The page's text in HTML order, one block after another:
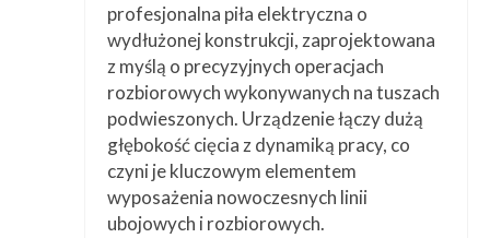
profesjonalna piła elektryczna o
wydłużonej konstrukcji, zaprojektowana
z myślą o precyzyjnych operacjach
rozbiorowych wykonywanych na tuszach
podwieszonych. Urządzenie łączy dużą
głębokość cięcia z dynamiką pracy, co
czyni je kluczowym elementem
wyposażenia nowoczesnych linii
ubojowych i rozbiorowych.